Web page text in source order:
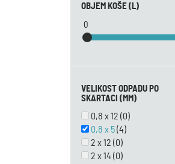
500 (0)
OBJEM KOŠE (L)
0
VELIKOST ODPADU PO
SKARTACI (MM)
0,8 x 12 (0)
0,8 x 5(4)
2 x 12 (0)
2 x 14 (0)